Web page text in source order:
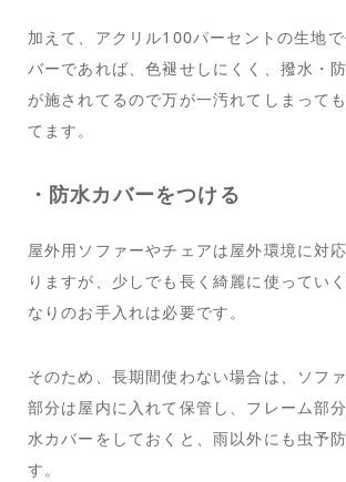
加えて、アクリル100パーセントの生地
バーであれば、色褪せしにくく、撥水・
が施されてるので万が一汚れてしまって
てます。
・防水カバーをつける
屋外用ソファーやチェアは屋外環境に対
りますが、少しでも長く綺麗に使ってい
なりのお手入れは必要です。
そのため、長期間使わない場合は、ソフ
部分は屋内に入れて保管し、フレーム部
水カバーをしておくと、雨以外にも虫予
す。